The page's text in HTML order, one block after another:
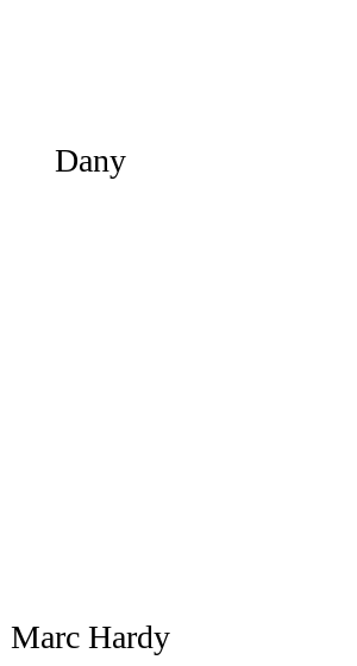
Dany
Marc Hardy